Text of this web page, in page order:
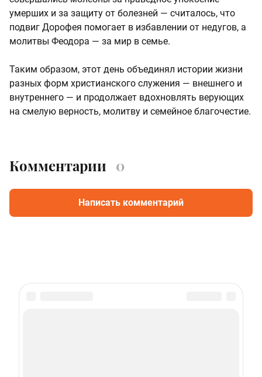
умерших и за защиту от болезней — считалось, что
подвиг Дорофея помогает в избавлении от недугов, а
молитвы Феодора — за мир в семье.
Таким образом, этот день объединял истории жизни
разных форм христианского служения — внешнего и
внутреннего — и продолжает вдохновлять верующих
на смелую верность, молитву и семейное благочестие.
Комментарии 0
Написать комментарий